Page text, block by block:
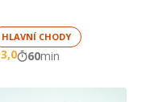
HLAVNÍ CHODY
3,0 60min